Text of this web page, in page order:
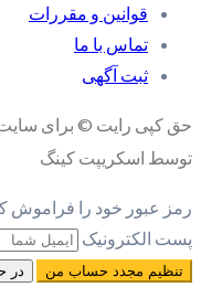
قوانین و مقررات
تماس با ما
ثبت آگهی
حق کپی رایت © برای
توسط اسکریپت کینگ
رمز عبور خود را فراموش
پست الکترونیک
تنظیم مجدد حساب من در